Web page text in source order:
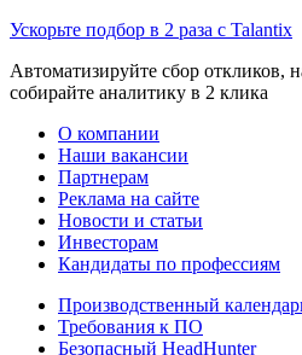
Ускорьте подбор в 2 раза с Talantix
Автоматизируйте сбор откликов,
собирайте аналитику в 2 клика
О компании
Наши вакансии
Партнерам
Реклама на сайте
Новости и статьи
Инвесторам
Кандидаты по профессиям
Производственный
Требования к ПО
Безопасный HeadHunter